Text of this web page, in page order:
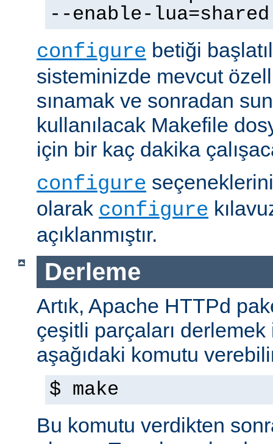
--enable-lua=shared
configure betiği
sisteminizde mevcut
sınamak ve sonradan
kullanılacak Makefile
için bir kaç dakika
configure
olarak configure
açıklanmıştır.
Derleme
Artık, Apache HTTPd
çeşitli parçaları
aşağıdaki komutu
$ make
Bu komutu verdikten